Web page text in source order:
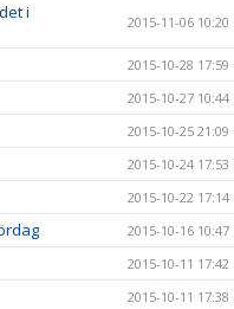
i
2015-11-06 10:20
2015-10-28 17:59
2015-10-27 10:44
2015-10-25 21:09
2015-10-24 17:53
2015-10-22 17:14
2015-10-16 10:47
2015-10-11 17:42
2015-10-11 17:38